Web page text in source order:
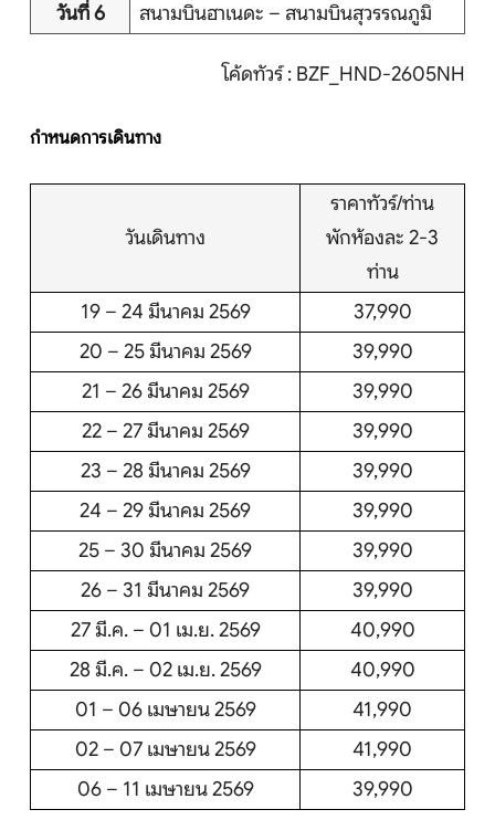
วันที่ 6
สนามบินฮาเนดะ – สนามบินสุวรรณภูมิ
โค้ดทัวร์ : BZF_HND-2605NH
กำหนดการเดินทาง
วันเดินทาง
ราคาทัวร์/ท่าน
พักห้องละ 2-3
ท่าน
19 – 24 มีนาคม 2569
37,990
20 – 25 มีนาคม 2569
39,990
21 – 26 มีนาคม 2569
39,990
22 – 27 มีนาคม 2569
39,990
23 – 28 มีนาคม 2569
39,990
24 – 29 มีนาคม 2569
39,990
25 – 30 มีนาคม 2569
39,990
26 – 31 มีนาคม 2569
39,990
27 มี.ค. – 01 เม.ย. 2569
40,990
28 มี.ค. – 02 เม.ย. 2569
40,990
01 – 06 เมษายน 2569
41,990
02 – 07 เมษายน 2569
41,990
06 – 11 เมษายน 2569
39,990